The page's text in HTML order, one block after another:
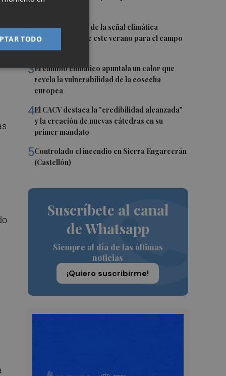
2La FAO advierte de la señal climática
"excepcional" de este verano para el campo
europeo
3El cambio climático apuntala un calor que
revela la vulnerabilidad de la cosecha
europea
4El CACV destaca la "credibilidad alcanzada"
y la creación de nuevas cátedras en su
primer mandato
5Controlado el incendio en Sierra Engarcerán
(Castellón)
Suscríbete al canal
de Whatsapp
Siempre al día de las últimas
noticias
¡Quiero suscribirme!
TODO